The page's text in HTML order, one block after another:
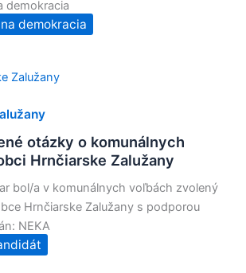
demokracia
demokracia
otázky o komunálnych
Hrnčiarske Zalužany
bol/a v komunálnych voľbách zvolený
Hrnčiarske Zalužany s podporou
NEKA